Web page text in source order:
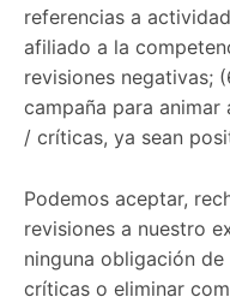
referencias a
afiliado a la
revisiones negativas;
campaña para
/ críticas, ya sean
Podemos aceptar,
revisiones a nuestro
ninguna obligación
críticas o eliminar